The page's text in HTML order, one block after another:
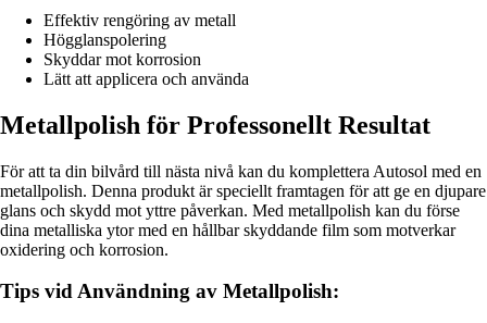
Effektiv rengöring av metall
Högglanspolering
Skyddar mot korrosion
Lätt att applicera och använda
Metallpolish för Professonellt Resultat
För att ta din bilvård till nästa nivå kan du komplettera Autosol med en
metallpolish. Denna produkt är speciellt framtagen för att ge en djupare
glans och skydd mot yttre påverkan. Med metallpolish kan du förse
dina metalliska ytor med en hållbar skyddande film som motverkar
oxidering och korrosion.
Tips vid Användning av Metallpolish: